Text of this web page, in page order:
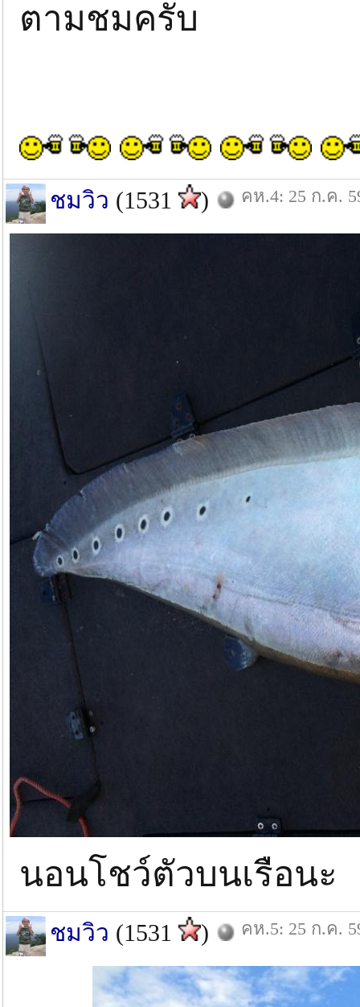
ตามชมครับ
ชมวิว (1531 ) คห.4: 25 ก.ค.
นอนโชว์ตัวบนเรือนะ
ชมวิว (1531 ) คห.5: 25 ก.ค.